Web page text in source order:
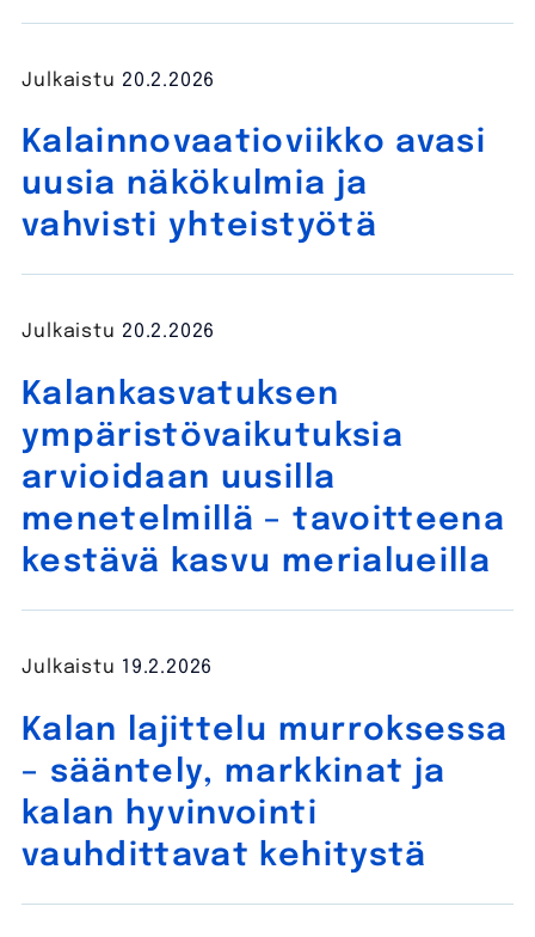
Kalainnovaatioviikko avasi
uusia näkökulmia ja
vahvisti yhteistyötä
Julkaistu 20.2.2026
Kalankasvatuksen
ympäristövaikutuksia
arvioidaan uusilla
menetelmillä – tavoitteena
kestävä kasvu merialueilla
Julkaistu 20.2.2026
Kalan lajittelu murroksessa
– sääntely, markkinat ja
kalan hyvinvointi
vauhdittavat kehitystä
Julkaistu 19.2.2026